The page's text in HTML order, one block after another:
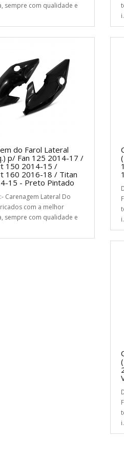
sempre com qualidade e
do Farol Lateral
p/ Fan 125 2014-17 /
150 2014-15 /
160 2016-18 / Titan
15 - Preto Pintado
Carenagem Lateral Do
com a melhor
sempre com qualidade e